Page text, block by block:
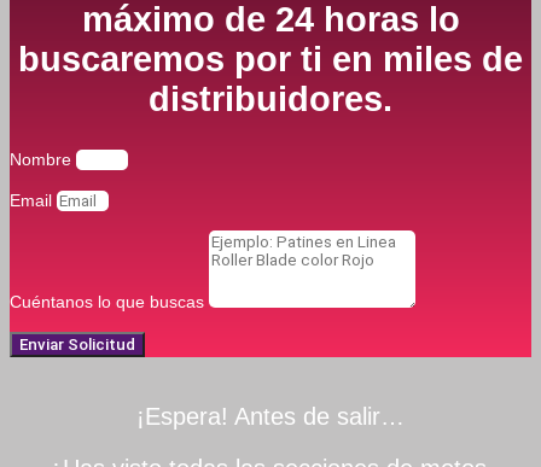
máximo de 24 horas lo
buscaremos por ti en miles de
distribuidores.
Nombre
Email
Cuéntanos lo que buscas
Enviar Solicitud
¡Espera! Antes de salir…